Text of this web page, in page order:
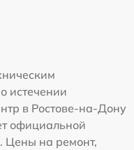
истечении
в Ростове-на-Дону
официальной
Цены на ремонт,